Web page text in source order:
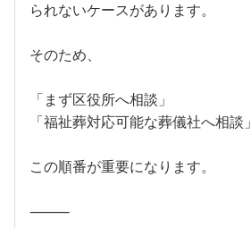
られないケースがあります。
そのため、
「まず区役所へ相談」
「福祉葬対応可能な葬儀社へ相談」
この順番が重要になります。
⸻